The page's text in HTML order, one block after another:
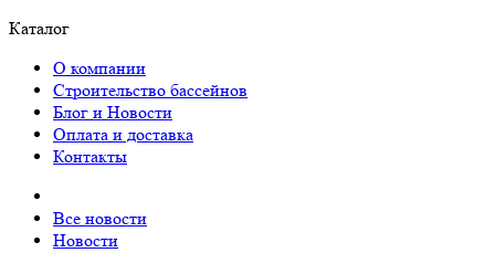
Каталог
О компании
Строительство бассейнов
Блог и Новости
Оплата и доставка
Контакты
Все новости
Новости